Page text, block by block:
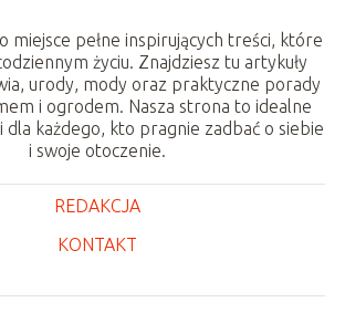
miejsce pełne inspirujących treści, które
życiu. Znajdziesz tu artykuły
urody, mody oraz praktyczne porady
i ogrodem. Nasza strona to idealne
dla każdego, kto pragnie zadbać o siebie
i swoje otoczenie.
REDAKCJA
KONTAKT